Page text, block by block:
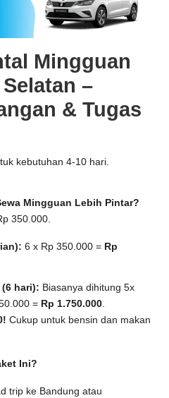
Mingguan
–
& Tugas
kebutuhan 4-10 hari.
Mingguan Lebih Pintar?
350.000.
6 x Rp 350.000 = Rp
hari): Biasanya dihitung 5x
= Rp 1.750.000.
Cukup untuk bensin dan makan
Ini?
trip ke Bandung atau